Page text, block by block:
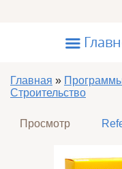
☰
Вы здесь
Главная »
Строительство
Главные вкладки
Просмотр